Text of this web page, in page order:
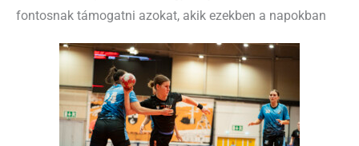
fontosnak támogatni azokat, akik ezekben a napokban